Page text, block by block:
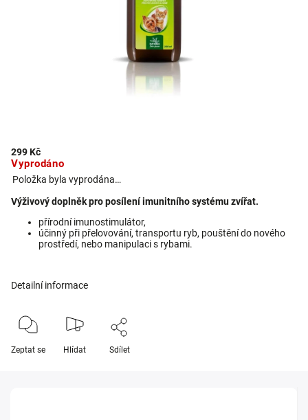
299 Kč
Vyprodáno
Položka byla vyprodána…
Výživový doplněk pro posílení imunitního systému zvířat.
přírodní imunostimulátor,
účinný při přelovování, transportu ryb, pouštění do nového
prostředí, nebo manipulaci s rybami.
Detailní informace
Zeptat se Hlídat Sdílet